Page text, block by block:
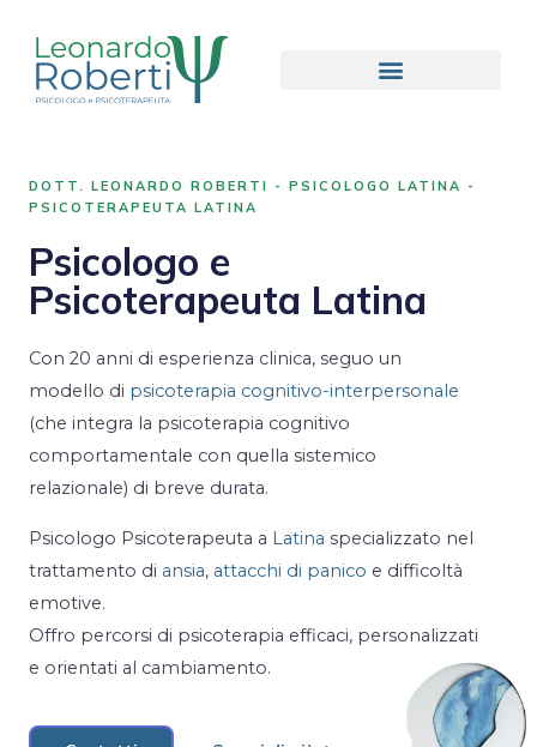
DOTT. LEONARDO ROBERTI - PSICOLOGO LATINA -
PSICOTERAPEUTA LATINA
Psicologo e
Psicoterapeuta Latina
Con 20 anni di esperienza clinica, seguo un
modello di psicoterapia cognitivo-interpersonale
(che integra la psicoterapia cognitivo
comportamentale con quella sistemico
relazionale) di breve durata.
Psicologo Psicoterapeuta a Latina specializzato nel
trattamento di ansia, attacchi di panico e difficoltà
emotive.
Offro percorsi di psicoterapia efficaci, personalizzati
e orientati al cambiamento.